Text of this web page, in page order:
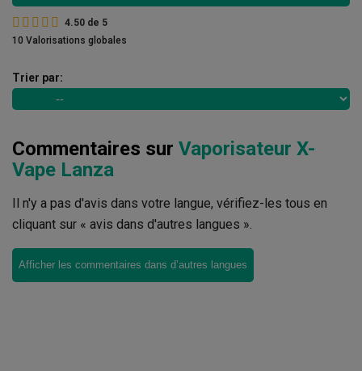
4.50 de 5
10 Valorisations globales
Trier par:
Commentaires sur Vaporisateur X-
Vape Lanza
Il n'y a pas d'avis dans votre langue, vérifiez-les tous en
cliquant sur « avis dans d'autres langues ».
Afficher les commentaires dans d’autres langues